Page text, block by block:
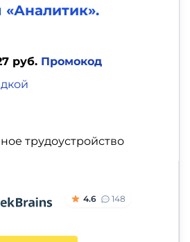
«Аналитик».
руб. Промокод
трудоустройство
4.6 148